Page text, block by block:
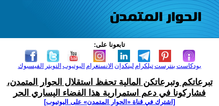
تابعونا على:
الفيسبوك التويتر اليوتيوب الانستغرام لينكدإن تيلكرامبنترست بودكاست
تبرعاتكم وتبرعاتكن المالية تحفظ استقلال الحوار المتمدن،
فشاركونا في دعم استمرارية هذا الفضاء اليساري الحر
[اشترك في قناة ‫«الحوار المتمدن» على اليوتيوب]